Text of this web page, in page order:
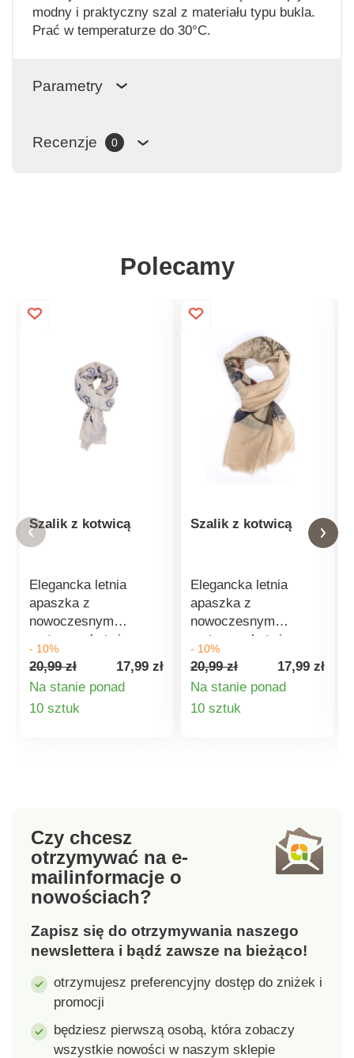
modny i praktyczny szal z materiału typu bukla.
Prać w temperaturze do 30°C.
Parametry
Recenzje 0
Polecamy
Szalik z kotwicą
Elegancka letnia
apaszka z
nowoczesnym
motywem kotwic.
Lekkość noszenia.
Rozmiar: 70x180 cm.
Materiał: 35 %
wiskoza, 65 %
- 10%
20,99 zł
17,99 zł
Na stanie ponad
10 sztuk
Szalik z kotwicą
Elegancka letnia
apaszka z
nowoczesnym
motywem kotwic.
Lekkość noszenia.
Rozmiar: 70x180 cm.
Materiał: 35 %
wiskoza, 65 %
- 10%
20,99 zł
17,99 zł
Na stanie ponad
10 sztuk
Czy chcesz
otrzymywać na e-
mailinformacje o
nowościach?
Zapisz się do otrzymywania naszego
newslettera i bądź zawsze na bieżąco!
otrzymujesz preferencyjny dostęp do zniżek i
promocji
będziesz pierwszą osobą, która zobaczy
wszystkie nowości w naszym sklepie